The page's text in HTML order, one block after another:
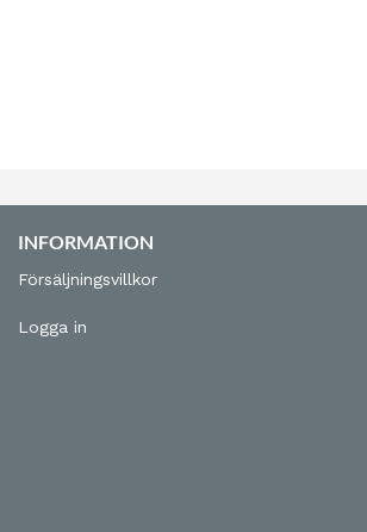
INFORMATION
Försäljningsvillkor
Logga in